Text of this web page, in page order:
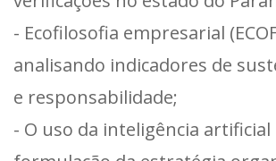
- Ecofilosofia empresarial
analisando indicadores de
e responsabilidade;
- O uso da inteligência artificial